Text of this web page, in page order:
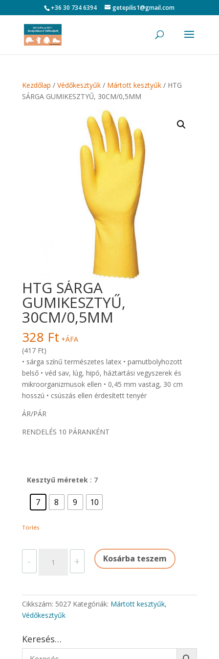
+36 30 734 6394 getepilis1@gmail.com
Kezdőlap / Védőkesztyűk/ Mártott kesztyűk/ HTG
SÁRGA GUMIKESZTYŰ, 30CM/0,5MM
HTG SÁRGA
GUMIKESZTYŰ,
30CM/0,5MM
328 Ft +ÁFA
(417 Ft)
• sárga színű természetes latex • pamutbolyhozott
belső • véd sav, lúg, hipó, háztartási vegyszerek és
mikroorganizmusok ellen • 0,45 mm vastag, 30 cm
hosszú • csúszás ellen érdesített tenyér
ÁR/PÁR
RENDELÉS 10 PÁRANKÉNT
Kesztyű méretek : 7
7 8 9 10
Törlés
-
SÁRGA
mennyiség
+ Kosárba teszem
Cikkszám: 5027 Kategóriák: Mártott kesztyűk,
Védőkesztyűk
Keresés…